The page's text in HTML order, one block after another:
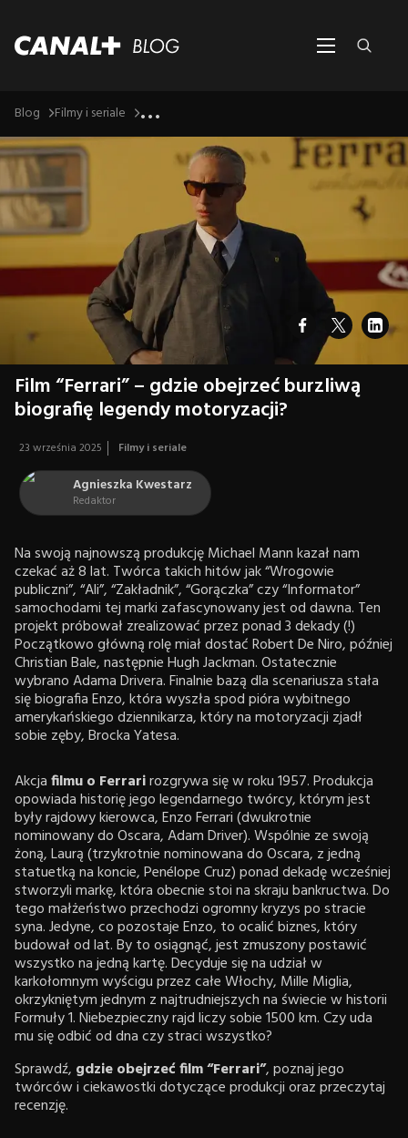
Blog Filmy i seriale ...
Film “Ferrari” – gdzie obejrzeć burzliwą
biografię legendy motoryzacji?
23 września 2025 Filmy i seriale
Agnieszka Kwestarz
Redaktor
Na swoją najnowszą produkcję Michael Mann kazał nam
czekać aż 8 lat. Twórca takich hitów jak “Wrogowie
publiczni”, “Ali”, “Zakładnik”, “Gorączka” czy “Informator”
samochodami tej marki zafascynowany jest od dawna. Ten
projekt próbował zrealizować przez ponad 3 dekady (!)
Początkowo główną rolę miał dostać Robert De Niro, później
Christian Bale, następnie Hugh Jackman. Ostatecznie
wybrano Adama Drivera. Finalnie bazą dla scenariusza stała
się biografia Enzo, która wyszła spod pióra wybitnego
amerykańskiego dziennikarza, który na motoryzacji zjadł
sobie zęby, Brocka Yatesa.
Akcjafilmu o Ferrarirozgrywa się w roku 1957. Produkcja
opowiada historię jego legendarnego twórcy, którym jest
były rajdowy kierowca, Enzo Ferrari (dwukrotnie
nominowany do Oscara, Adam Driver). Wspólnie ze swoją
żoną, Laurą (trzykrotnie nominowana do Oscara, z jedną
statuetką na koncie, Penélope Cruz) ponad dekadę wcześniej
stworzyli markę, która obecnie stoi na skraju bankructwa. Do
tego małżeństwo przechodzi ogromny kryzys po stracie
syna. Jedyne, co pozostaje Enzo, to ocalić biznes, który
budował od lat. By to osiągnąć, jest zmuszony postawić
wszystko na jedną kartę. Decyduje się na udział w
karkołomnym wyścigu przez całe Włochy, Mille Miglia,
okrzykniętym jednym z najtrudniejszych na świecie w historii
Formuły 1. Niebezpieczny rajd liczy sobie 1500 km. Czy uda
mu się odbić od dna czy straci wszystko?
Sprawdź, gdzie obejrzeć film “Ferrari”, poznaj jego
twórców i ciekawostki dotyczące produkcji oraz przeczytaj
recenzję.